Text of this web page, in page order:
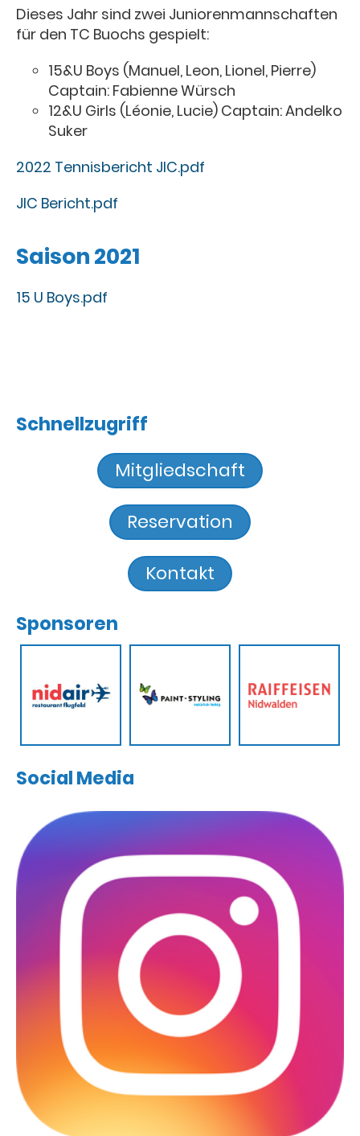
Dieses Jahr sind zwei Juniorenmannschaften
für den TC Buochs gespielt:
15&U Boys (Manuel, Leon, Lionel, Pierre)
Captain: Fabienne Würsch
12&U Girls (Léonie, Lucie) Captain: Andelko
Suker
2022 Tennisbericht JIC.pdf
JIC Bericht.pdf
Saison 2021
15 U Boys.pdf
Schnellzugriff
Mitgliedschaft
Reservation
Kontakt
Sponsoren
Social Media